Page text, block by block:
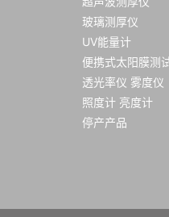
玻璃测厚仪
UV能量计
便携式太阳膜测
透光率仪 雾度仪
照度计 亮度计
停产产品